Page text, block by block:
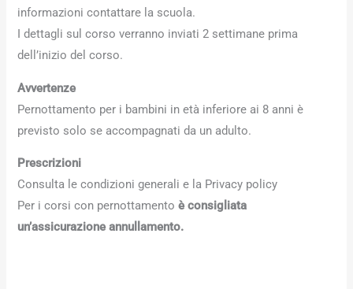
informazioni contattare la scuola.
I dettagli sul corso verranno inviati 2 settimane prima
dell’inizio del corso.
Avvertenze
Pernottamento per i bambini in età inferiore ai 8 anni è
previsto solo se accompagnati da un adulto.
Prescrizioni
Consulta le condizioni generali e la Privacy policy
Per i corsi con pernottamento è consigliata
un’assicurazione annullamento.